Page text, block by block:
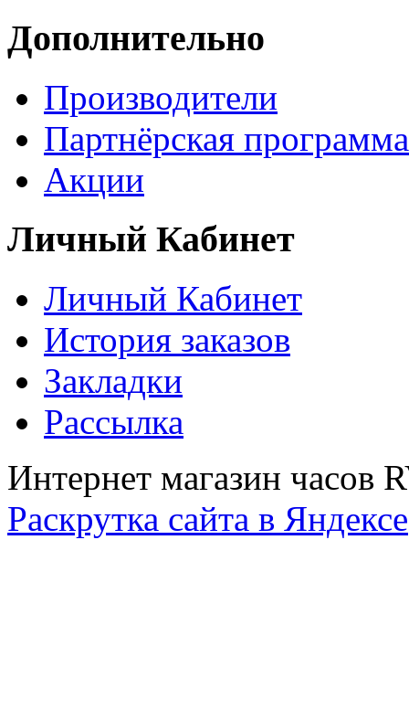
Дополнительно
Производители
Партнёрская программа
Акции
Личный Кабинет
Личный Кабинет
История заказов
Закладки
Рассылка
Интернет магазин часов
Раскрутка сайта в Яндексе